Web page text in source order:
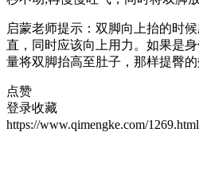
启蒙老师提示：双脚向上抬的时
直，同时应该向上用力。如果是
量将双脚抬高至肚子，那样提臀的
点赞
登录收藏
https://www.qimengke.com/1269.html